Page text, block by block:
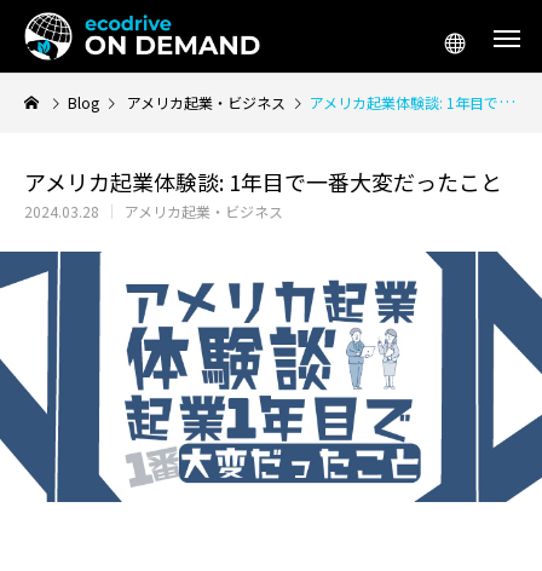
Blog アメリカ起業・ビジネス アメリカ起業体験談: 1年目で一番大変だったこと
アメリカ起業体験談: 1年目で一番大変だったこと
2024.03.28 アメリカ起業・ビジネス